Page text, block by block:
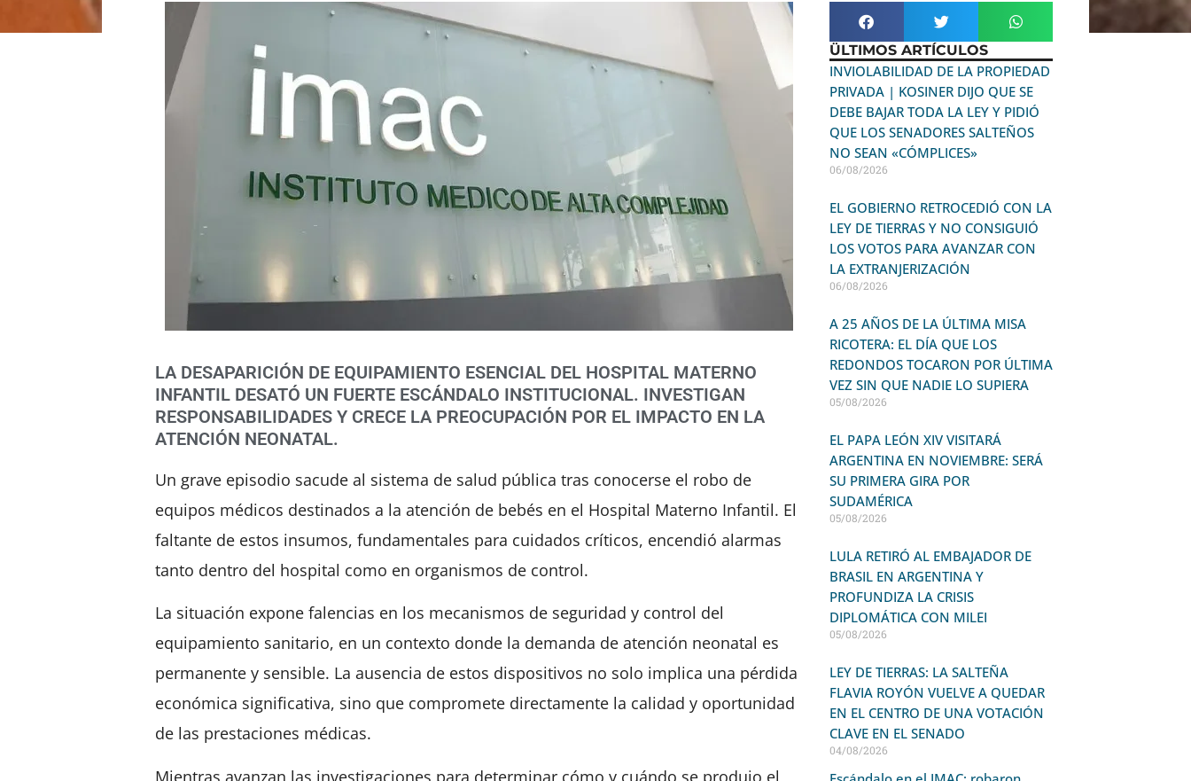
LA DESAPARICIÓN DE EQUIPAMIENTO ESENCIAL DEL HOSPITAL MATERNO
INFANTIL DESATÓ UN FUERTE ESCÁNDALO INSTITUCIONAL. INVESTIGAN
RESPONSABILIDADES Y CRECE LA PREOCUPACIÓN POR EL IMPACTO EN LA
ATENCIÓN NEONATAL.
Un grave episodio sacude al sistema de salud pública tras conocerse el robo de
equipos médicos destinados a la atención de bebés en el Hospital Materno Infantil. El
faltante de estos insumos, fundamentales para cuidados críticos, encendió alarmas
tanto dentro del hospital como en organismos de control.
La situación expone falencias en los mecanismos de seguridad y control del
equipamiento sanitario, en un contexto donde la demanda de atención neonatal es
permanente y sensible. La ausencia de estos dispositivos no solo implica una pérdida
económica significativa, sino que compromete directamente la calidad y oportunidad
de las prestaciones médicas.
Mientras avanzan las investigaciones para determinar cómo y cuándo se produjo el
ÜLTIMOS ARTÍCULOS
INVIOLABILIDAD DE LA PROPIEDAD
PRIVADA | KOSINER DIJO QUE SE
DEBE BAJAR TODA LA LEY Y PIDIÓ
QUE LOS SENADORES SALTEÑOS
NO SEAN «CÓMPLICES»
06/08/2026
EL GOBIERNO RETROCEDIÓ CON LA
LEY DE TIERRAS Y NO CONSIGUIÓ
LOS VOTOS PARA AVANZAR CON
LA EXTRANJERIZACIÓN
06/08/2026
A 25 AÑOS DE LA ÚLTIMA MISA
RICOTERA: EL DÍA QUE LOS
REDONDOS TOCARON POR ÚLTIMA
VEZ SIN QUE NADIE LO SUPIERA
05/08/2026
EL PAPA LEÓN XIV VISITARÁ
ARGENTINA EN NOVIEMBRE: SERÁ
SU PRIMERA GIRA POR
SUDAMÉRICA
05/08/2026
LULA RETIRÓ AL EMBAJADOR DE
BRASIL EN ARGENTINA Y
PROFUNDIZA LA CRISIS
DIPLOMÁTICA CON MILEI
05/08/2026
LEY DE TIERRAS: LA SALTEÑA
FLAVIA ROYÓN VUELVE A QUEDAR
EN EL CENTRO DE UNA VOTACIÓN
CLAVE EN EL SENADO
04/08/2026